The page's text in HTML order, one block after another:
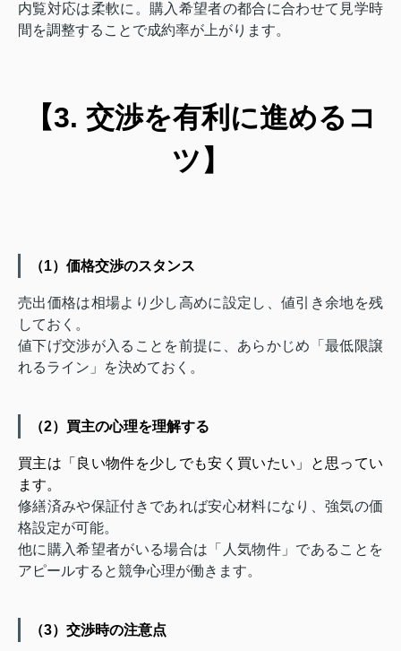
内覧対応は柔軟に。購入希望者の都合に合わせて見学時
間を調整することで成約率が上がります。
【3. 交渉を有利に進めるコ
ツ】
（1）価格交渉のスタンス
売出価格は相場より少し高めに設定し、値引き余地を残
しておく。
値下げ交渉が入ることを前提に、あらかじめ「最低限譲
れるライン」を決めておく。
（2）買主の心理を理解する
買主は「良い物件を少しでも安く買いたい」と思ってい
ます。
修繕済みや保証付きであれば安心材料になり、強気の価
格設定が可能。
他に購入希望者がいる場合は「人気物件」であることを
アピールすると競争心理が働きます。
（3）交渉時の注意点